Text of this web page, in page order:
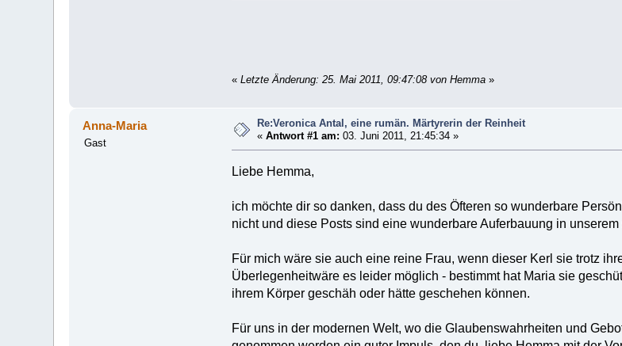
« Letzte Änderung: 25. Mai 2011, 09:47:08 von Hemma »
Anna-Maria
Gast
Re:Veronica Antal, eine rumän. Märtyrerin der Reinheit
«Antwort #1 am: 03. Juni 2011, 21:45:34 »
Liebe Hemma,
ich möchte dir so danken, dass du des Öfteren so wunderbare
nicht und diese Posts sind eine wunderbare Auferbauung in
Für mich wäre sie auch eine reine Frau, wenn dieser Kerl sie trotz
Überlegenheitwäre es leider möglich - bestimmt hat Maria sie
ihrem Körper geschäh oder hätte geschehen können.
Für uns in der modernen Welt, wo die Glaubenswahrheiten und